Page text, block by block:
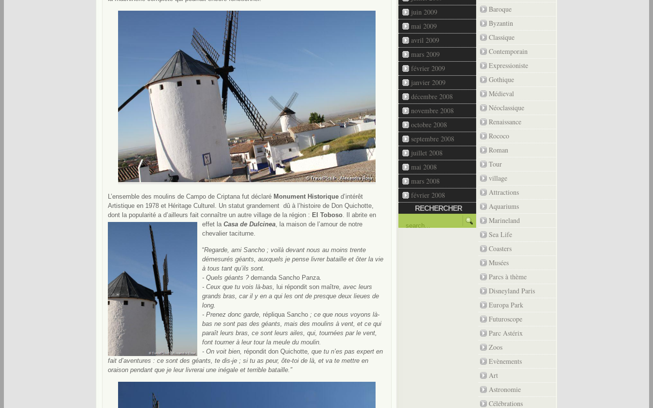
L’ensemble des moulins de Campo de Criptana fut déclaré Monument Historique d’intérêt
Artistique en 1978 et Héritage Culturel. Un statut grandement dû à l’histoire de Don Quichotte,
dont la popularité a d’ailleurs fait connaître un autre village de la région : El Toboso. Il abrite en
effet la Casa de Dulcinea, la maison de l’amour de notre
chevalier taciturne.
“Regarde, ami Sancho ; voilà devant nous au moins trente
démesurés géants, auxquels je pense livrer bataille et ôter la vie
à tous tant qu’ils sont.
- Quels géants ? demanda Sancho Panza.
- Ceux que tu vois là-bas, lui répondit son maître, avec leurs
grands bras, car il y en a qui les ont de presque deux lieues de
long.
- Prenez donc garde, répliqua Sancho ; ce que nous voyons là-
bas ne sont pas des géants, mais des moulins à vent, et ce qui
paraît leurs bras, ce sont leurs ailes, qui, tournées par le vent,
font tourner à leur tour la meule du moulin.
- On voit bien, répondit don Quichotte, que tu n’es pas expert en
fait d’aventures : ce sont des géants, te dis-je ; si tu as peur, ôte-toi de là, et va te mettre en
oraison pendant que je leur livrerai une inégale et terrible bataille.”
juin 2009
mai 2009
avril 2009
mars 2009
février 2009
janvier 2009
décembre 2008
novembre 2008
octobre 2008
septembre 2008
juillet 2008
mai 2008
mars 2008
février 2008
RECHERCHER
Baroque
Byzantin
Classique
Contemporain
Expressioniste
Gothique
Médieval
Néoclassique
Renaissance
Rococo
Roman
Tour
village
Attractions
Aquariums
Marineland
Sea Life
Coasters
Musées
Parcs à thème
Disneyland Paris
Europa Park
Futuroscope
Parc Astérix
Zoos
Evènements
Art
Astronomie
Célébrations